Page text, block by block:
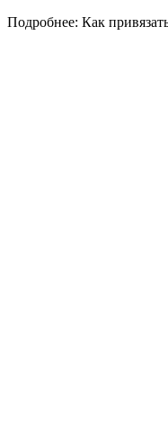
Подробнее: Как